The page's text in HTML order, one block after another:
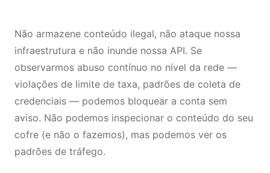
Não armazene conteúdo ilegal, não ataque nossa
infraestrutura e não inunde nossa API. Se
observarmos abuso contínuo no nível da rede —
violações de limite de taxa, padrões de coleta de
credenciais — podemos bloquear a conta sem
aviso. Não podemos inspecionar o conteúdo do seu
cofre (e não o fazemos), mas podemos ver os
padrões de tráfego.